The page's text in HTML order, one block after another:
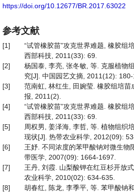
https://doi.org/10.12677/BR.2017.63022
参考文献
[1]
“试管橡胶苗”攻克世界难题, 橡胶组
西部科技, 2011(33): 69.
[2]
杨国泰, 李亮, 张冬敏, 等. 克服植物
究[J]. 中国园艺文摘, 2011(12): 180-
[3]
范南虹, 林红生, 田婉莹. 橡胶组培苗
报, 2011(2).
[4]
“试管橡胶苗”攻克世界难题. 橡胶组
西部科技, 2011(33): 69.
[5]
周权男, 姜泽海, 李哲, 等. 植物组织
现状[J]. 热带农业科学, 2012(09):
[6]
王妤. 不同浓度的苯甲酸钠对微生物
带医学, 2007(09): 1664-1697.
[7]
王丹, 刘霞. 山梨酸钾在红豆杉开放
农业科学, 2010(02): 634-635.
[8]
胡春红, 陈龙, 李季平, 等. 苯甲酸钠